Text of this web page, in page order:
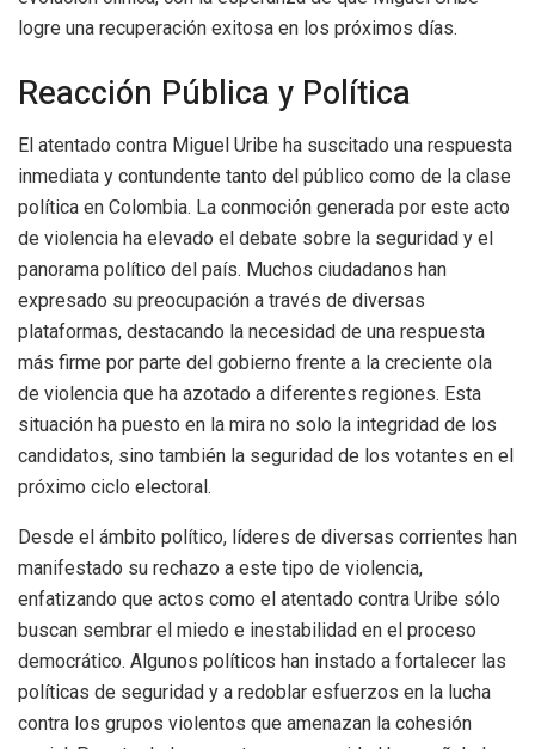
logre una recuperación exitosa en los próximos días.
Reacción Pública y Política
El atentado contra Miguel Uribe ha suscitado una respuesta
inmediata y contundente tanto del público como de la clase
política en Colombia. La conmoción generada por este acto
de violencia ha elevado el debate sobre la seguridad y el
panorama político del país. Muchos ciudadanos han
expresado su preocupación a través de diversas
plataformas, destacando la necesidad de una respuesta
más firme por parte del gobierno frente a la creciente ola
de violencia que ha azotado a diferentes regiones. Esta
situación ha puesto en la mira no solo la integridad de los
candidatos, sino también la seguridad de los votantes en el
próximo ciclo electoral.
Desde el ámbito político, líderes de diversas corrientes han
manifestado su rechazo a este tipo de violencia,
enfatizando que actos como el atentado contra Uribe sólo
buscan sembrar el miedo e inestabilidad en el proceso
democrático. Algunos políticos han instado a fortalecer las
políticas de seguridad y a redoblar esfuerzos en la lucha
contra los grupos violentos que amenazan la cohesión